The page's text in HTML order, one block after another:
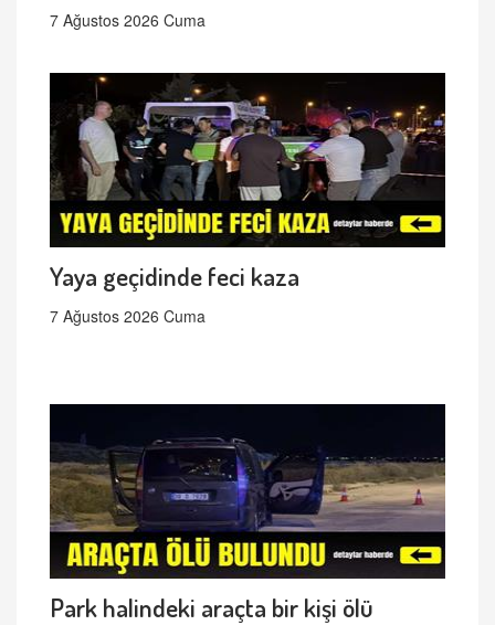
7 Ağustos 2026 Cuma
Yaya geçidinde feci kaza
7 Ağustos 2026 Cuma
Park halindeki araçta bir kişi ölü